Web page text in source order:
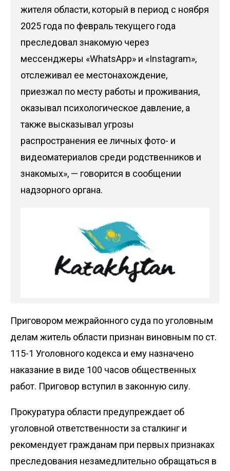
жителя области, который в период с ноября
2025 года по февраль текущего года
преследовал знакомую через
мессенджеры «WhatsApp» и «Instagram»,
отслеживал ее местонахождение,
приезжал по месту работы и проживания,
оказывал психологическое давление, а
также высказывал угрозы
распространения ее личных фото- и
видеоматериалов среди родственников и
знакомых», — говорится в сообщении
надзорного органа.
Приговором межрайонного суда по уголовным
делам житель области признан виновным по ст.
115-1 Уголовного кодекса и ему назначено
наказание в виде 100 часов общественных
работ. Приговор вступил в законную силу.
Прокуратура области предупреждает об
уголовной ответственности за сталкинг и
рекомендует гражданам при первых признаках
преследования незамедлительно обращаться в